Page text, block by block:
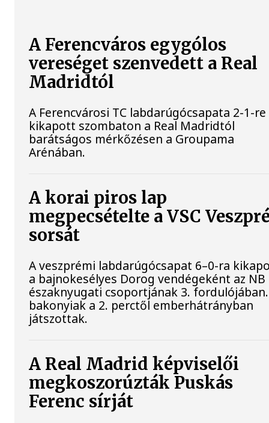
A Ferencváros egygólos
vereséget szenvedett a Real
Madridtól
A Ferencvárosi TC labdarúgócsapata 2-1-re
kikapott szombaton a Real Madridtól
barátságos mérkőzésen a Groupama
Arénában.
A korai piros lap
megpecsételte a VSC
sorsát
A veszprémi labdarúgócsapat 6–0-ra
a bajnokesélyes Dorog vendégeként az
északnyugati csoportjának 3.
bakonyiak a 2. perctől emberhátrányban
játszottak.
A Real Madrid képviselői
megkoszorúzták Puskás
Ferenc sírját